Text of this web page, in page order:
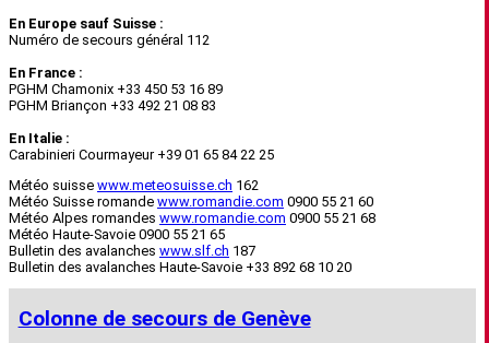
En Europe sauf Suisse :
Numéro de secours général 112
En France :
PGHM Chamonix +33 450 53 16 89
PGHM Briançon +33 492 21 08 83
En Italie :
Carabinieri Courmayeur +39 01 65 84 22 25
Météo suisse www.meteosuisse.ch 162
Météo Suisse romande www.romandie.com 0900 55 21 60
Météo Alpes romandes www.romandie.com 0900 55 21 68
Météo Haute-Savoie 0900 55 21 65
Bulletin des avalanches www.slf.ch 187
Bulletin des avalanches Haute-Savoie +33 892 68 10 20
Colonne de secours de Genève